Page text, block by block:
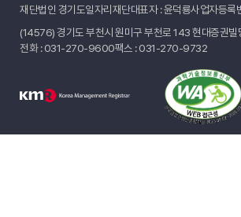
재단법인 경기도일자리재단대표자 : 윤덕룡사업자등
(14576) 경기도 부천시 원미구 부천로 143 현대증권빌
전화 :031-270-9600팩스 : 031-270-9732
AI 일자리 네비게
무엇을 도와드